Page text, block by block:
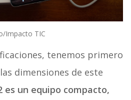
Impacto TIC
tenemos primero
dimensiones de este
es un equipo compacto,